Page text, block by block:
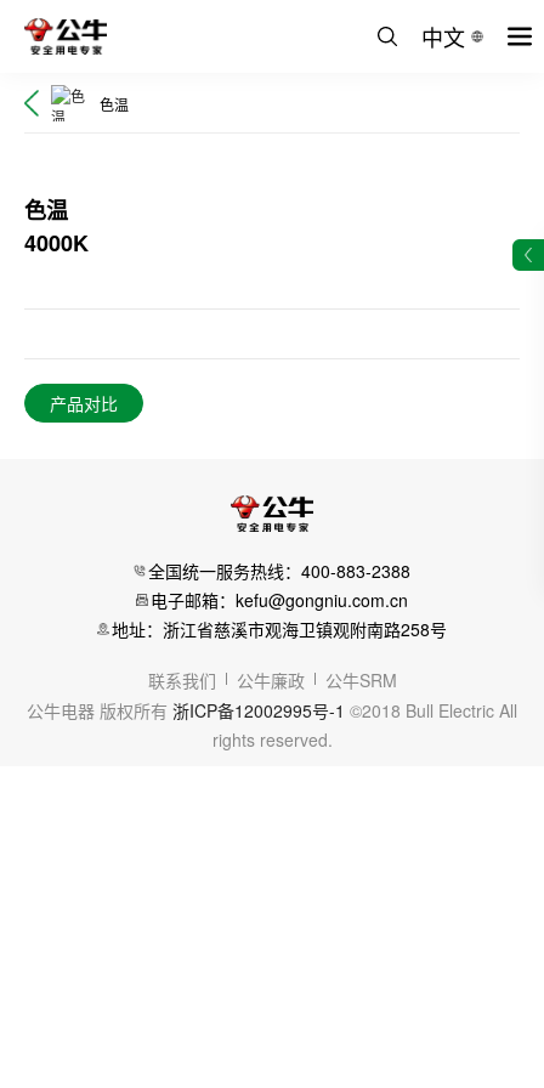
中文
色温
色温
4000K
产品对比
全国统一服务热线：400-883-2388
电子邮箱：kefu@gongniu.com.cn
地址：浙江省慈溪市观海卫镇观附南路258号
联系我们 公牛廉政
公牛SRM
公牛电器 版权所有 浙ICP备12002995号-1 ©2018 Bull Electric All
rights reserved.